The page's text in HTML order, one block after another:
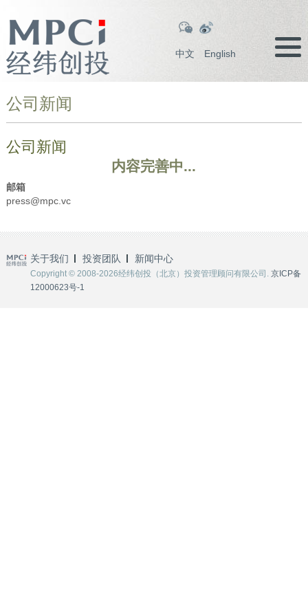
中文 English
公司新闻
公司新闻
内容完善中...
邮箱
press@mpc.vc
关于我们 投资团队 新闻中心
Copyright © 2008-2026经纬创投（北京）投资管理顾问有限公司. 京ICP备
12000623号-1